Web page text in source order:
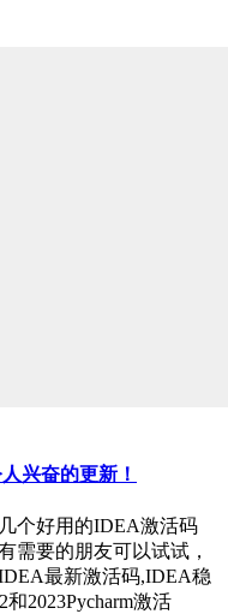
兴奋的更新！
个好用的IDEA激活码
需要的朋友可以试试，
最新激活码,IDEA稳
2023Pycharm激活